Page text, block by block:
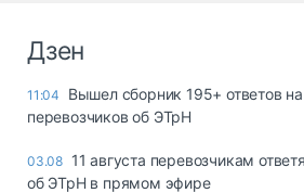
Дзен
11:04
Вышел сборник 195+ ответов
перевозчиков об ЭТрН
03.08 11 августа перевозчикам
об ЭТрН в прямом эфире